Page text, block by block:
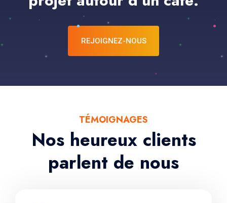
REJOIGNEZ-NOUS
TÉMOIGNAGES
Nos heureux clients
parlent de nous